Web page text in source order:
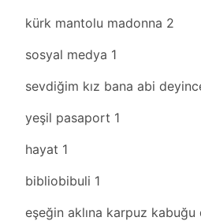
kürk mantolu madonna 2
sosyal medya 1
sevdiğim kız bana abi
yeşil pasaport 1
hayat 1
bibliobibuli 1
eşeğin aklına karpuz kabuğu